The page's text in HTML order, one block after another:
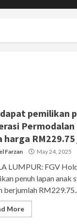
dapat pemilikan
Permodalan
harga
Farzan May 24, 2025
LUMPUR: FGV
penuh lapan anak
berjumlah RM229.75...
More